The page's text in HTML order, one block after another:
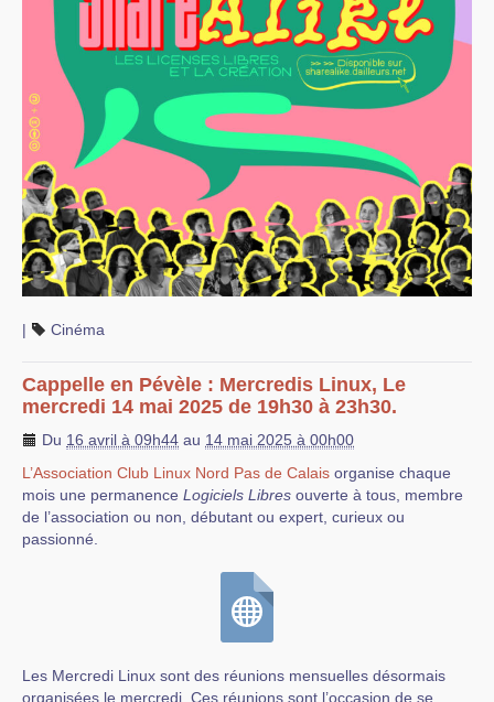
| Cinéma
Cappelle en Pévèle : Mercredis Linux, Le
mercredi 14 mai 2025 de 19h30 à 23h30.
Du 16 avril à 09h44 au 14 mai 2025 à 00h00
L’Association Club Linux Nord Pas de Calais organise chaque
mois une permanence Logiciels Libres ouverte à tous, membre
de l’association ou non, débutant ou expert, curieux ou
passionné.
Les Mercredi Linux sont des réunions mensuelles désormais
organisées le mercredi. Ces réunions sont l’occasion de se